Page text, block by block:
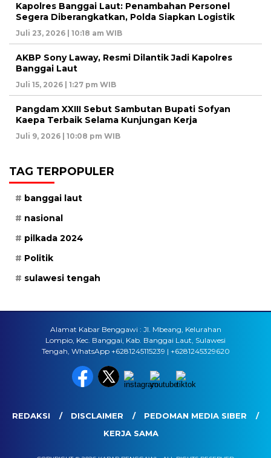
Kapolres Banggai Laut: Penambahan Personel
Segera Diberangkatkan, Polda Siapkan Logistik
Juli 23, 2026 | 10:18 am WIB
AKBP Sony Laway, Resmi Dilantik Jadi Kapolres
Banggai Laut
Juli 15, 2026 | 1:27 pm WIB
Pangdam XXIII Sebut Sambutan Bupati Sofyan
Kaepa Terbaik Selama Kunjungan Kerja
Juli 9, 2026 | 10:08 pm WIB
TAG TERPOPULER
banggai laut
nasional
pilkada 2024
Politik
sulawesi tengah
Alamat Kabar Benggawi : Jl. Mbeang, Kelurahan
Lompio, Kec. Banggai, Kab. Banggai Laut, Sulawesi
Tengah, WhatsApp +6281245115239 | +6281245329620
REDAKSI DISCLAIMER
PEDOMAN MEDIA SIBER
KERJA SAMA